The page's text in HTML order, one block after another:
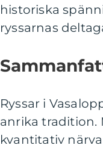
historiska
ryssarnas
Ryssar i
anrika tradition.
kvantitativ